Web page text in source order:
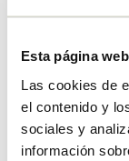
Esta página
Las cookies de
el contenido y
sociales y
información